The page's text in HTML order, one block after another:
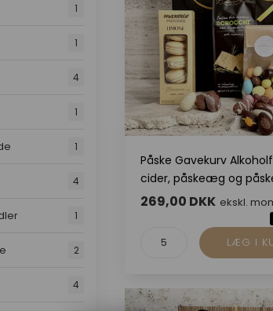
1
1
4
1
1
4
1
2
4
Påske Gavekurv
cider, påskeæg og
269,00 DKK ekskl.